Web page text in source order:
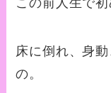
この前人生で初
床に倒れ、身
の。